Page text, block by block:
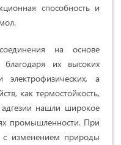
способность и
на основе
благодаря их высоких
электрофизических, а
как термостойкость,
адгезии нашли широкое
промышленности. При
изменением природы